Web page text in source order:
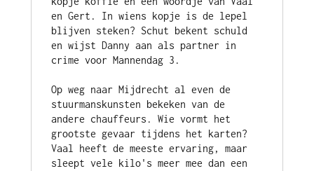
en Gert. In wiens kopje is de lepel
blijven steken? Schut bekent schuld
en wijst Danny aan als partner in
crime voor Mannendag 3.
Op weg naar Mijdrecht al even de
stuurmanskunsten bekeken van de
andere chauffeurs. Wie vormt het
grootste gevaar tijdens het karten?
Vaal heeft de meeste ervaring, maar
sleept vele kilo's meer mee dan een